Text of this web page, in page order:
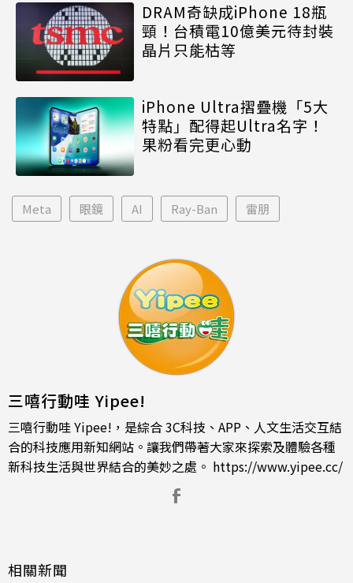
DRAM奇缺成iPhone 18瓶
頸！台積電10億美元待封裝
晶片只能枯等
iPhone Ultra摺疊機「5大
特點」配得起Ultra名字！
果粉看完更心動
Meta 眼鏡 AI Ray-Ban 雷朋
三嘻行動哇 Yipee!
三嘻行動哇 Yipee!，是綜合 3C科技、APP、人文生活交互結
合的科技應用新知網站。讓我們帶著大家來探索及體驗各種
新科技生活與世界結合的美妙之處。 https://www.yipee.cc/
相關新聞